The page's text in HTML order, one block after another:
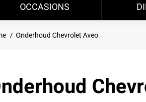
OCCASIONS
hier:
Onderhoud Chevrolet Aveo